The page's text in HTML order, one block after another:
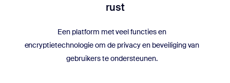
rust
Een platform met veel functies en
encryptietechnologie om de privacy en beveiliging van
gebruikers te ondersteunen.